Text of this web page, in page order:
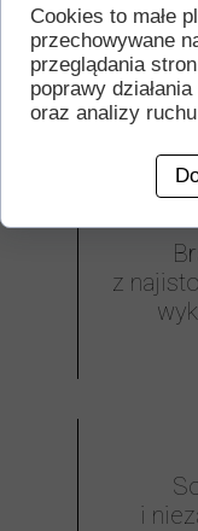
i
z
najwyższa
trwałość.
Nasi handlowcy
dobrać najbardziej
odpowiednią bramę
Państwa potrzeb.
Cookies to małe
przechowywane
przeglądania
poprawy
oraz analizy